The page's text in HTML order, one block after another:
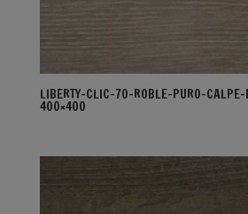
LIBERTY-CLIC-70-ROBLE-PURO-
400×400